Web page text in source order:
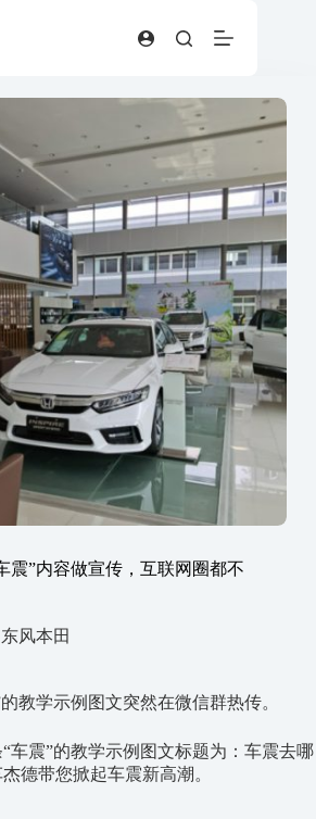
震”内容做宣传，互联网圈都不
东风本田
教学示例图文突然在微信群热传。
车震”的教学示例图文标题为：车震去哪
德带您掀起车震新高潮。